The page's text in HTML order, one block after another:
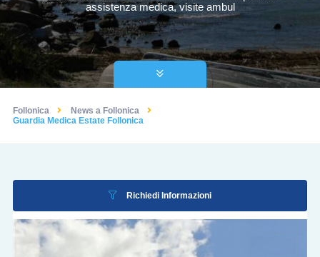
assistenza medica, visite ambul
Follonica
News a Follonica
Guardia Medica Estate Follonica
Richiedi Informazioni